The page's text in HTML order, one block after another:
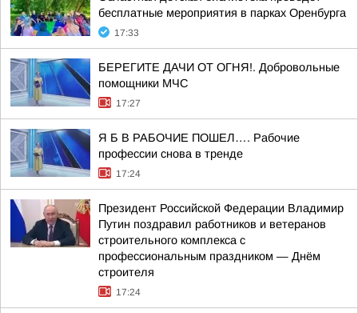
бесплатные мероприятия в парках Оренбурга
17:33
БЕРЕГИТЕ ДАЧИ ОТ ОГНЯ!. Добровольные
помощники МЧС
17:27
Я Б В РАБОЧИЕ ПОШЕЛ…. Рабочие
профессии снова в тренде
17:24
Президент Российской Федерации Владимир
Путин поздравил работников и ветеранов
строительного комплекса с
профессиональным праздником — Днём
строителя
17:24